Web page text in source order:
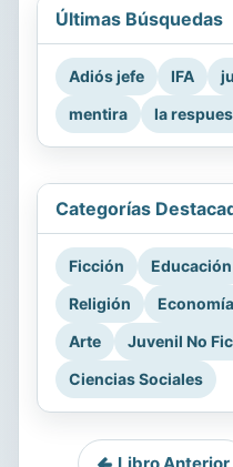
Últimas Búsquedas
Adiós jefe IFA
mentira
la
Categorías
Ficción Educación
Religión
Arte
Juvenil No
Ciencias Sociales